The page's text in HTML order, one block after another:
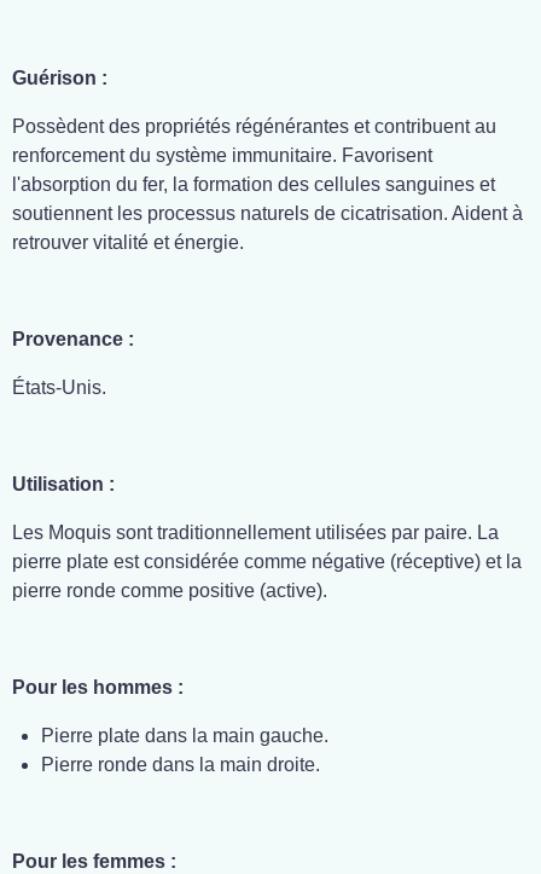
Guérison :
Possèdent des propriétés régénérantes et contribuent au
renforcement du système immunitaire. Favorisent
l'absorption du fer, la formation des cellules sanguines et
soutiennent les processus naturels de cicatrisation. Aident à
retrouver vitalité et énergie.
Provenance :
États-Unis.
Utilisation :
Les Moquis sont traditionnellement utilisées par paire. La
pierre plate est considérée comme négative (réceptive) et la
pierre ronde comme positive (active).
Pour les hommes :
Pierre plate dans la main gauche.
Pierre ronde dans la main droite.
Pour les femmes :